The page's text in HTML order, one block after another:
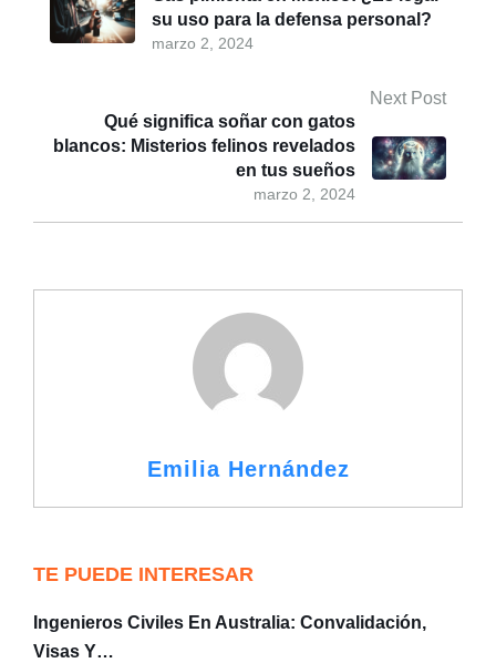
marzo 2, 2024
su uso para la defensa personal?
Next Post
marzo 2, 2024
Qué significa soñar con gatos
blancos: Misterios felinos revelados
en tus sueños
Emilia Hernández
TE PUEDE INTERESAR
Ingenieros Civiles En Australia: Convalidación,
Visas Y…